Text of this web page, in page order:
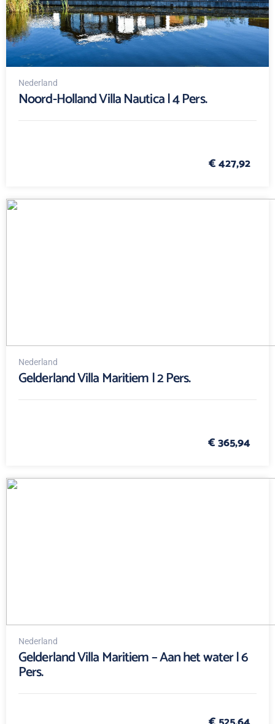
Nederland
Noord-Holland Villa Nautica | 4 Pers.
€ 427,92
Nederland
Gelderland Villa Maritiem | 2 Pers.
€ 365,94
Nederland
Gelderland Villa Maritiem – Aan het water | 6
Pers.